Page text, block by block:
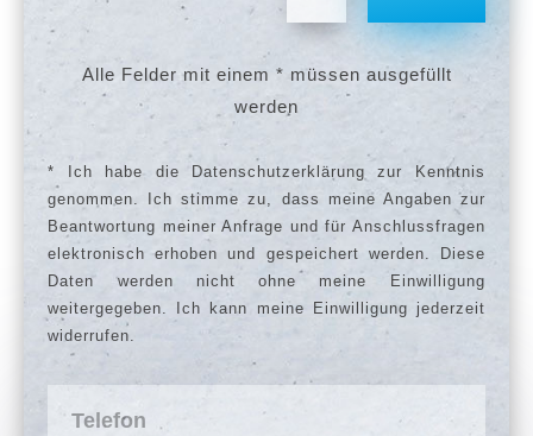
Alle Felder mit einem * müssen ausgefüllt
werden
* Ich habe die Datenschutzerklärung zur Kenntnis
genommen. Ich stimme zu, dass meine Angaben zur
Beantwortung meiner Anfrage und für Anschlussfragen
elektronisch erhoben und gespeichert werden. Diese
Daten werden nicht ohne meine Einwilligung
weitergegeben. Ich kann meine Einwilligung jederzeit
widerrufen.
Telefon